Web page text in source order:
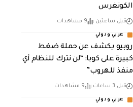
الكونغرس
قبل ساعتين 9 مشاهدات
عربي ودولي
روبيو يكشف عن حملة ضغط
كبيرة على كوبا: “لن نترك للنظام أي
منفذ للهروب”
قبل 3 ساعات 9 مشاهدات
عربي ودولي